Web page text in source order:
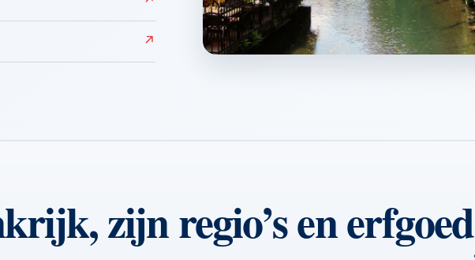
↗
zijn regio’s en erfgoed